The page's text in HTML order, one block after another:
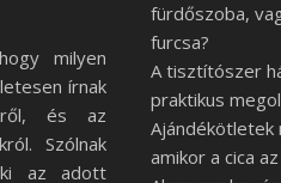
milyen
írnak
és az
Szólnak
az adott
fürdőszoba,
furcsa?
A tisztítószer
praktikus
Ajándékötletek
amikor a cica